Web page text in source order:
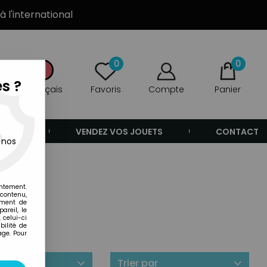
l'international
Français
0
Favoris Compte
0
Panier
VENDEZ VOS JOUETS CONTACT
Trier par
?
de
le
celui-ci
de
Pour